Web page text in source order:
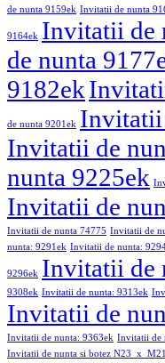
de nunta 9159ek Invitatii de nunta
9164ek Invitatii de
de nunta
9182ek
de nunta 9201ek Invitatii
Invitatii de
nunta 9225ek
Invitatii de
Invitatii de nunta 74775 Invitatii de
nunta: 9291ek Invitatii de nunta:
9296ek Invitatii de
9308ek Invitatii de nunta: 9313ek
Invitatii de
Invitatii de nunta: 9363ek Invitatii de
Invitatii de nunta si botez N23_x_M21